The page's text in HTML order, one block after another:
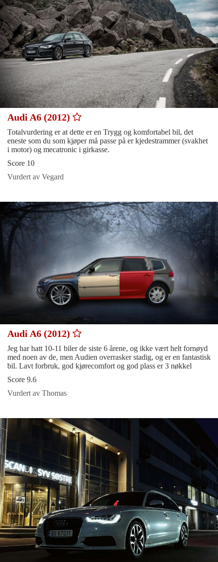
Audi A6 (2012)
Totalvurdering er at dette er en Trygg og komfortabel bil, det
eneste som du som kjøper må passe på er kjedestrammer (svakhet
i motor) og mecatronic i girkasse.
Score 10
Vurdert av Vegard
Audi A6 (2012)
Jeg har hatt 10-11 biler de siste 6 årene, og ikke vært helt fornøyd
med noen av de, men Audien overrasker stadig, og er en fantastisk
bil. Lavt forbruk, god kjørecomfort og god plass er 3 nøkkel
Score 9.6
Vurdert av Thomas